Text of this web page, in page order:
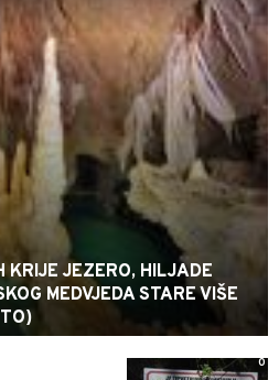
KRIJE JEZERO, HILJADE
MEDVJEDA STARE VIŠE
0